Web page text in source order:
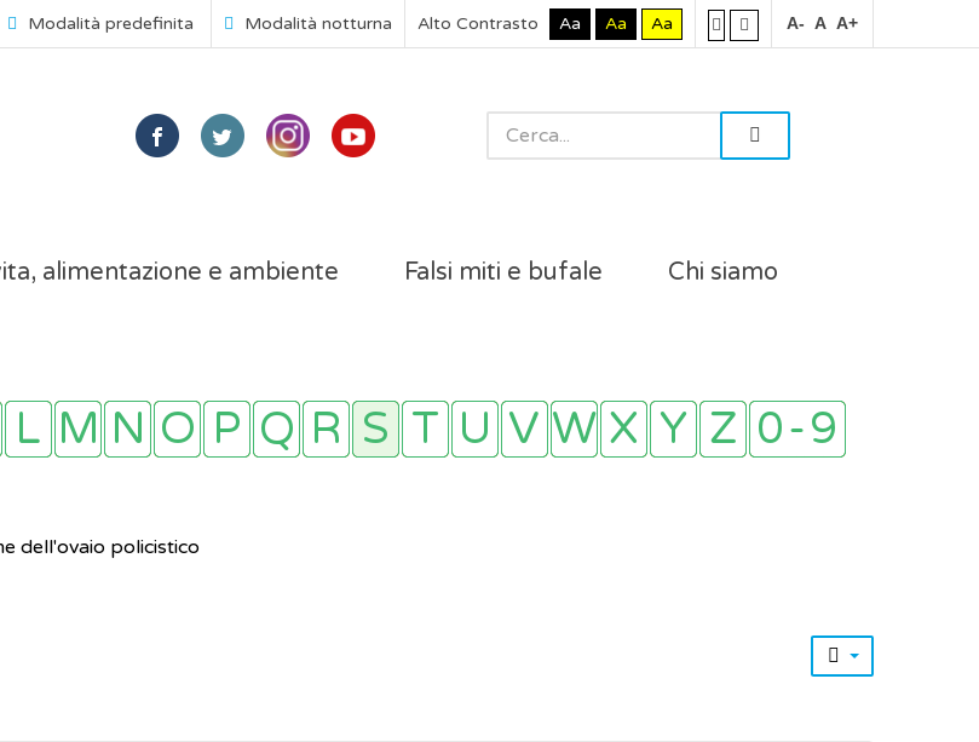
Modalità predefinita Modalità notturna Alto Contrasto Aa Aa Aa A- A A+
alimentazione e ambiente Falsi miti e bufale Chi siamo
dell'ovaio policistico